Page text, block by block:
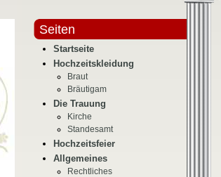
Seiten
Startseite
Hochzeitskleidung
Braut
Bräutigam
Die Trauung
Kirche
Standesamt
Hochzeitsfeier
Allgemeines
Rechtliches